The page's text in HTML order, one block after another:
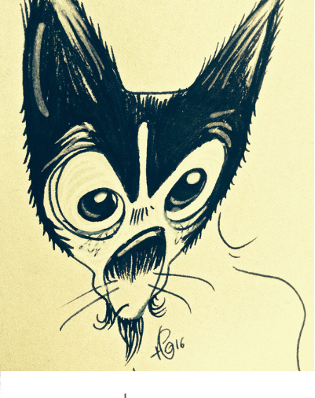
STRANGE CAT